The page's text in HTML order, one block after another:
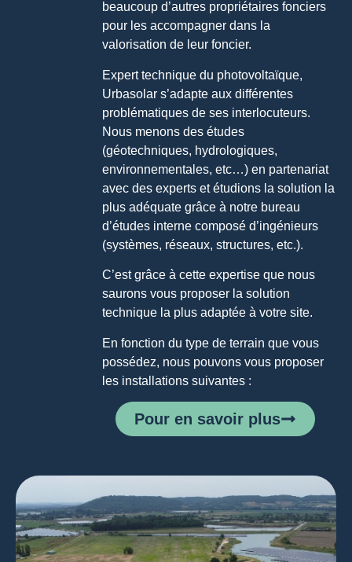
beaucoup d’autres propriétaires fonciers
pour les accompagner dans la
valorisation de leur foncier.
Expert technique du photovoltaïque,
Urbasolar s’adapte aux différentes
problématiques de ses interlocuteurs.
Nous menons des études
(géotechniques, hydrologiques,
environnementales, etc…) en partenariat
avec des experts et étudions la solution la
plus adéquate grâce à notre bureau
d’études interne composé d’ingénieurs
(systèmes, réseaux, structures, etc.).
C’est grâce à cette expertise que nous
saurons vous proposer la solution
technique la plus adaptée à votre site.
En fonction du type de terrain que vous
possédez, nous pouvons vous proposer
les installations suivantes :
Pour en savoir plus